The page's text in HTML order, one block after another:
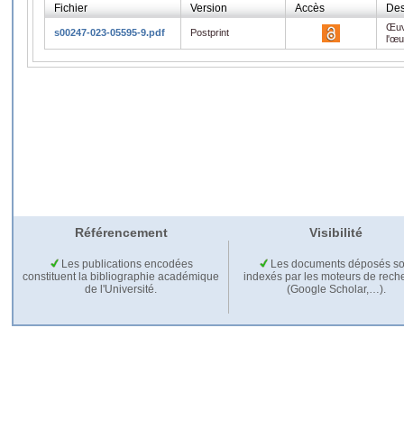
Fichier Version Accès
s00247-023-05595-9.pdf Postprint
Référencement Visibilité
Les publications encodées
constituent la bibliographie académique
de l'Université.
Les documents déposés
indexés par les moteurs de
(Google Scholar,…).